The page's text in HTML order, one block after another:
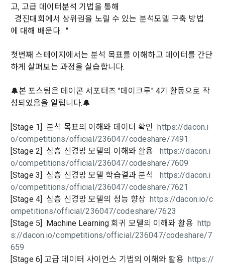
고, 고급 데이터분석 기법을 통해
경진대회에서 상위권을 노릴 수 있는 분석모델 구축 방법
에 대해 배운다. "
첫번째 스테이지에서는 분석 목표를 이해하고 데이터를 간단
하게 살펴보는 과정을 실습합니다.
🔔본 포스팅은 데이콘 서포터즈 "데이크루" 4기 활동으로 작
성되었음을 알립니다.🔔
[Stage 1] 분석 목표의 이해와 데이터 확인https://dacon.i
o/competitions/official/236047/codeshare/7491
[Stage 2] 심층 신경망 모델의 이해와 활용 https://dacon.i
o/competitions/official/236047/codeshare/7609
[Stage 3] 심층 신경망 모델 학습결과 분석 https://dacon.i
o/competitions/official/236047/codeshare/7621
[Stage 4] 심층 신경망 모델의 성능 향상https://dacon.io/c
ompetitions/official/236047/codeshare/7623
[Stage 5] Machine Learning 회귀 모델의 이해와 활용 http
s://dacon.io/competitions/official/236047/codeshare/7
659
[Stage 6] 고급 데이터 사이언스 기법의 이해와 활용 https://